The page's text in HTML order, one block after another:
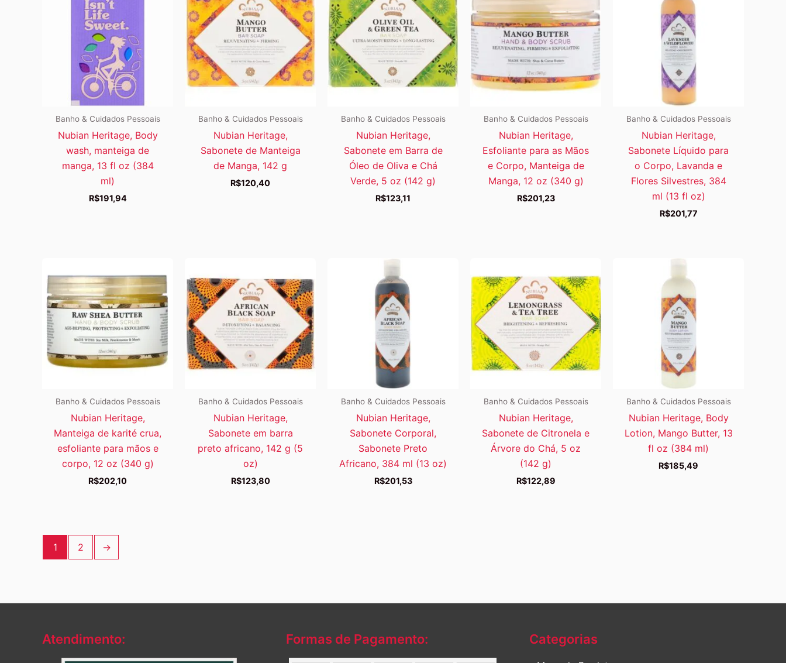
Banho & Cuidados Pessoais
Nubian Heritage, Body
wash, manteiga de
manga, 13 fl oz (384
ml)
R$191,94
Banho & Cuidados Pessoais
Nubian Heritage,
Sabonete de Manteiga
de Manga, 142 g
R$120,40
Banho & Cuidados Pessoais
Nubian Heritage,
Sabonete em Barra de
Óleo de Oliva e Chá
Verde, 5 oz (142 g)
R$123,11
Banho & Cuidados Pessoais
Nubian Heritage,
Esfoliante para as Mãos
e Corpo, Manteiga de
Manga, 12 oz (340 g)
R$201,23
Banho & Cuidados Pessoais
Nubian Heritage,
Sabonete Líquido para
o Corpo, Lavanda e
Flores Silvestres, 384
ml (13 fl oz)
R$201,77
Banho & Cuidados Pessoais
Nubian Heritage,
Manteiga de karité crua,
esfoliante para mãos e
corpo, 12 oz (340 g)
R$202,10
Banho & Cuidados Pessoais
Nubian Heritage,
Sabonete em barra
preto africano, 142 g (5
oz)
R$123,80
Banho & Cuidados Pessoais
Nubian Heritage,
Sabonete Corporal,
Sabonete Preto
Africano, 384 ml (13 oz)
R$201,53
Banho & Cuidados Pessoais
Nubian Heritage,
Sabonete de Citronela e
Árvore do Chá, 5 oz
(142 g)
R$122,89
Banho & Cuidados Pessoais
Nubian Heritage, Body
Lotion, Mango Butter, 13
fl oz (384 ml)
R$185,49
1 2 →
Atendimento: Formas de Pagamento: Categorias